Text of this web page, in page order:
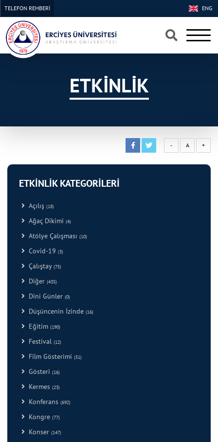
×
×
ENG
TELEFON REHBERİ
ETKİNLİK
- A +
ETKİNLİK KATEGORİLERİ
Açılış (18)
Ağaç Dikimi (4)
Atölye Çalışması (10)
Covid-19 (3)
Çalıştay (75)
Diğer (435)
Dini Günler (0)
Düşüncenin İzinde (16)
Eğitim (190)
Festival (12)
Film Gösterimi (51)
Gösteri (16)
Kermes (23)
Konferans (692)
Kongre (77)
Konser (147)